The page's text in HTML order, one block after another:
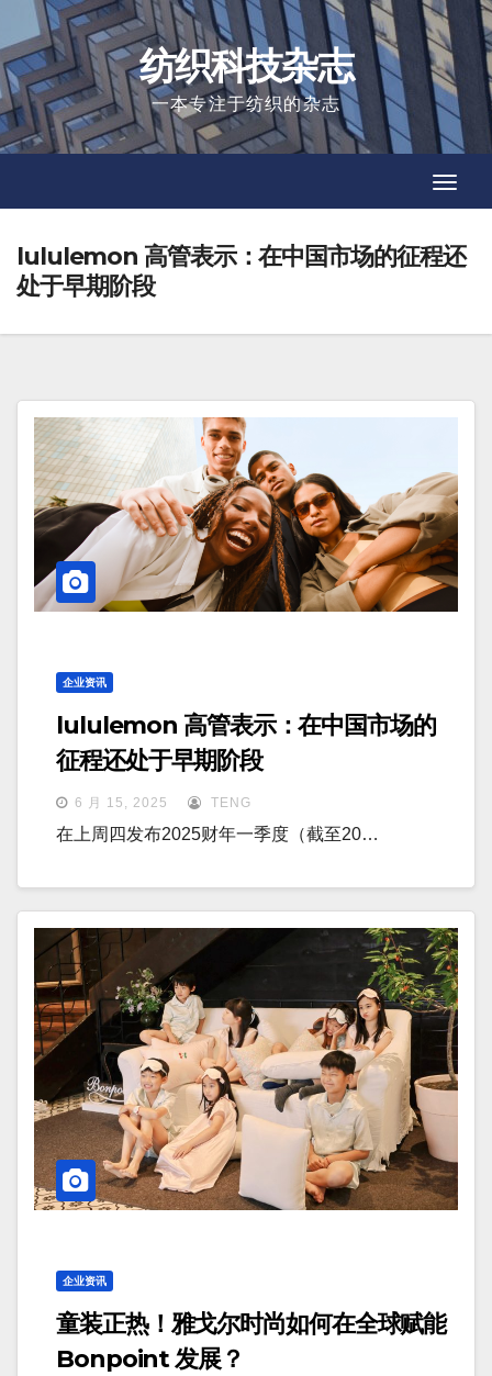
to
content
纺织科技杂志
一本专注于纺织的杂志
lululemon 高管表示：在中国市场的征程还
处于早期阶段
企业资讯
lululemon 高管表示：在中国市场的
征程还处于早期阶段
6 月 15, 2025 TENG
在上周四发布2025财年一季度（截至20…
企业资讯
童装正热！雅戈尔时尚如何在全球赋能
Bonpoint 发展？